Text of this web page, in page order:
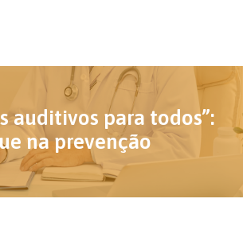
auditivos para todos”:
na prevenção